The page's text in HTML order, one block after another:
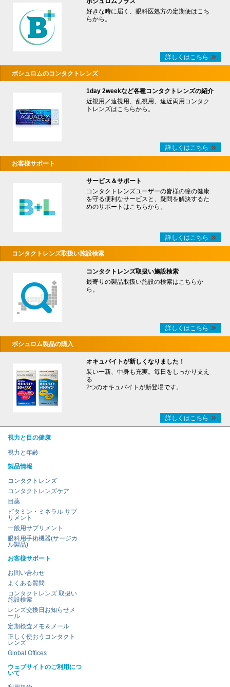
好きな時に届く、眼科医処方の定期便はこち
らから。
詳しくはこちら
ボシュロムのコンタクトレンズ
1day 2weekなど各種コンタクトレンズの紹介
近視用／遠視用、乱視用、遠近両用コンタク
トレンズはこちらから。
詳しくはこちら
お客様サポート
サービス＆サポート
コンタクトレンズユーザーの皆様の瞳の健康
を守る便利なサービスと、疑問を解決するた
めのサポートはこちらから。
詳しくはこちら
コンタクトレンズ取扱い施設検索
コンタクトレンズ取扱い施設検索
最寄りの製品取扱い施設の検索はこちらか
ら。
詳しくはこちら
ボシュロム製品の購入
オキュバイトが新しくなりました！
装い一新、中身も充実。毎日をしっかり支え
る
2つのオキュバイトが新登場です。
詳しくはこちら
視力と目の健康
視力と年齢
製品情報
コンタクトレンズ
コンタクトレンズケア
目薬
ビタミン・ミネラル サプ
リメント
一般用サプリメント
眼科用手術機器(サージカ
ル製品)
お客様サポート
お問い合わせ
よくある質問
コンタクトレンズ 取扱い
施設検索
レンズ交換日お知らせメ
ール
定期検査メモ＆メール
正しく使おうコンタクト
レンズ
Global Offices
ウェブサイトのご利用につ
いて